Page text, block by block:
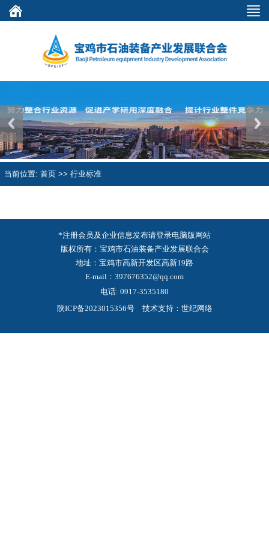
Previous Next
当前位置: 首页 >> 行业标准
*注册会员及企业信息发布请登录电脑版网站
版权所有：宝鸡市石油装备产业发展联合会
地址：宝鸡市高新开发区高新19路
E-mail：397676352@qq.com
电话: 0917-3535180
陕ICP备2023015356号技术支持：世纪网络